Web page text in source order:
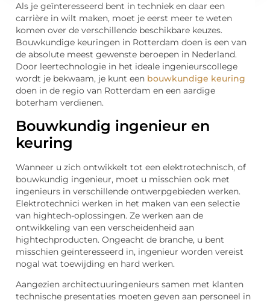
Als je geïnteresseerd bent in techniek en daar een
carrière in wilt maken, moet je eerst meer te weten
komen over de verschillende beschikbare keuzes.
Bouwkundige keuringen in Rotterdam doen is een van
de absolute meest gewenste beroepen in Nederland.
Door leertechnologie in het ideale ingenieurscollege
wordt je bekwaam, je kunt een bouwkundige keuring
doen in de regio van Rotterdam en een aardige
boterham verdienen.
Bouwkundig ingenieur en
keuring
Wanneer u zich ontwikkelt tot een elektrotechnisch, of
bouwkundig ingenieur, moet u misschien ook met
ingenieurs in verschillende ontwerpgebieden werken.
Elektrotechnici werken in het maken van een selectie
van hightech-oplossingen. Ze werken aan de
ontwikkeling van een verscheidenheid aan
hightechproducten. Ongeacht de branche, u bent
misschien geïnteresseerd in, ingenieur worden vereist
nogal wat toewijding en hard werken.
Aangezien architectuuringenieurs samen met klanten
technische presentaties moeten geven aan personeel in